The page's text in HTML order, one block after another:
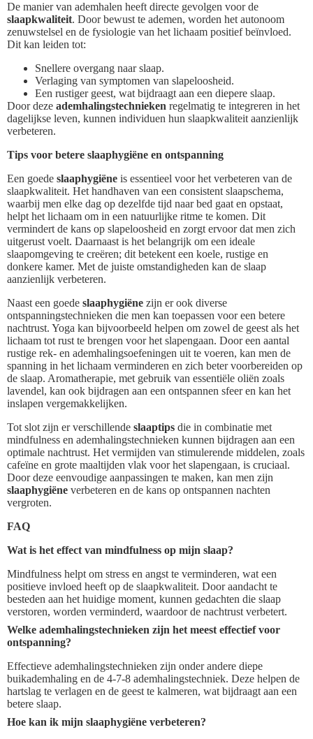
De manier van ademhalen heeft directe gevolgen voor de
slaapkwaliteit. Door bewust te ademen, worden het autonoom
zenuwstelsel en de fysiologie van het lichaam positief beïnvloed.
Dit kan leiden tot:
Snellere overgang naar slaap.
Verlaging van symptomen van slapeloosheid.
Een rustiger geest, wat bijdraagt aan een diepere slaap.
Door deze ademhalingstechnieken regelmatig te integreren in het
dagelijkse leven, kunnen individuen hun slaapkwaliteit aanzienlijk
verbeteren.
Tips voor betere slaaphygiëne en ontspanning
Een goede slaaphygiëne is essentieel voor het verbeteren van de
slaapkwaliteit. Het handhaven van een consistent slaapschema,
waarbij men elke dag op dezelfde tijd naar bed gaat en opstaat,
helpt het lichaam om in een natuurlijke ritme te komen. Dit
vermindert de kans op slapeloosheid en zorgt ervoor dat men zich
uitgerust voelt. Daarnaast is het belangrijk om een ideale
slaapomgeving te creëren; dit betekent een koele, rustige en
donkere kamer. Met de juiste omstandigheden kan de slaap
aanzienlijk verbeteren.
Naast een goede slaaphygiëne zijn er ook diverse
ontspanningstechnieken die men kan toepassen voor een betere
nachtrust. Yoga kan bijvoorbeeld helpen om zowel de geest als het
lichaam tot rust te brengen voor het slapengaan. Door een aantal
rustige rek- en ademhalingsoefeningen uit te voeren, kan men de
spanning in het lichaam verminderen en zich beter voorbereiden op
de slaap. Aromatherapie, met gebruik van essentiële oliën zoals
lavendel, kan ook bijdragen aan een ontspannen sfeer en kan het
inslapen vergemakkelijken.
Tot slot zijn er verschillende slaaptips die in combinatie met
mindfulness en ademhalingstechnieken kunnen bijdragen aan een
optimale nachtrust. Het vermijden van stimulerende middelen, zoals
cafeïne en grote maaltijden vlak voor het slapengaan, is cruciaal.
Door deze eenvoudige aanpassingen te maken, kan men zijn
slaaphygiëne verbeteren en de kans op ontspannen nachten
vergroten.
FAQ
Wat is het effect van mindfulness op mijn slaap?
Mindfulness helpt om stress en angst te verminderen, wat een
positieve invloed heeft op de slaapkwaliteit. Door aandacht te
besteden aan het huidige moment, kunnen gedachten die slaap
verstoren, worden verminderd, waardoor de nachtrust verbetert.
Welke ademhalingstechnieken zijn het meest effectief voor
ontspanning?
Effectieve ademhalingstechnieken zijn onder andere diepe
buikademhaling en de 4-7-8 ademhalingstechniek. Deze helpen de
hartslag te verlagen en de geest te kalmeren, wat bijdraagt aan een
betere slaap.
Hoe kan ik mijn slaaphygiëne verbeteren?